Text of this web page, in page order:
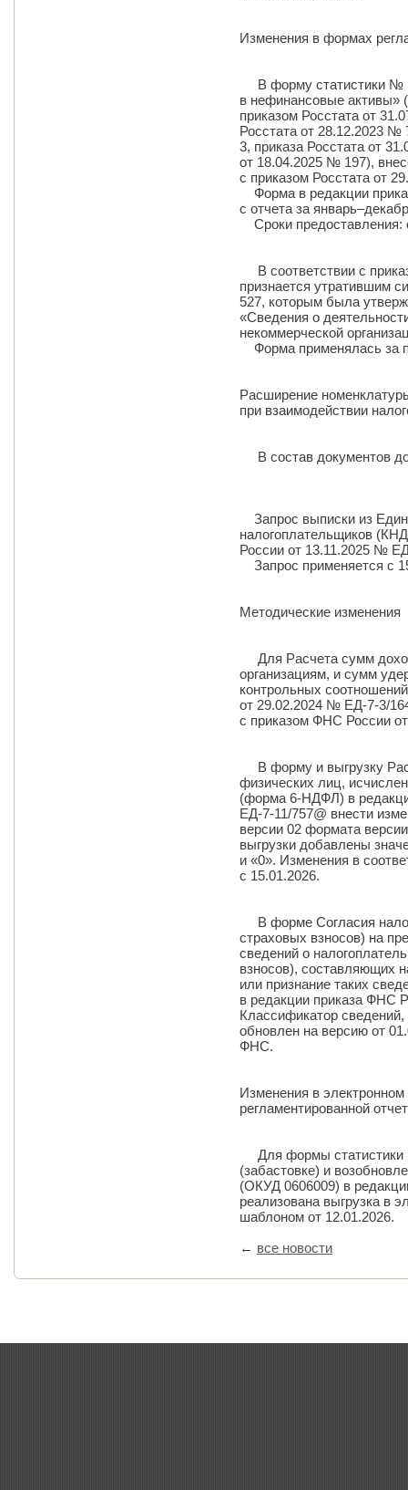
Изменения в формах
В форму статистики №
в нефинансовые активы»
приказом Росстата от
Росстата от 28.12.2023 №
3, приказа Росстата от
от 18.04.2025 № 197),
с приказом Росстата от
Форма в редакции
с отчета за
Сроки предоставления:
В соответствии с
признается утратившим
527, которым была
«Сведения о
некоммерческой
Форма применялась за
Расширение
при взаимодействии
В состав документов
Запрос выписки из
налогоплательщиков
России от 13.11.2025 №
Запрос применяется с
Методические изменения
Для Расчета сумм
организациям, и сумм
контрольных
от 29.02.2024 № ЕД-7-3/
с приказом ФНС России
В форму и выгрузку
физических лиц,
(форма 6-НДФЛ) в
ЕД-7-11/757@ внести
версии 02 формата
выгрузки добавлены
и «0». Изменения в
с 15.01.2026.
В форме Согласия
страховых взносов) на
сведений о
взносов), составляющих
или признание таких
в редакции приказа ФНС
Классификатор
обновлен на версию от
ФНС.
Изменения в
регламентированной
Для формы статистики
(забастовке) и
(ОКУД 0606009) в
реализована выгрузка в
шаблоном от 12.01.2026.
← все новости